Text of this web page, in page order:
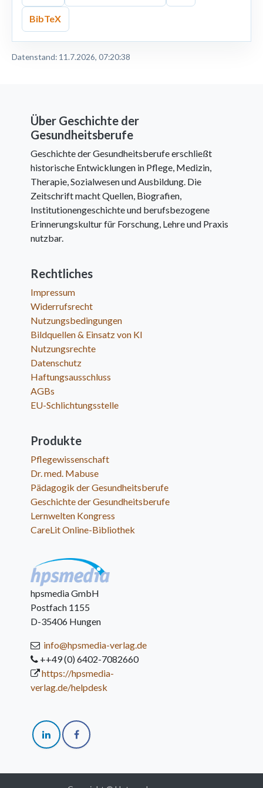
BibTeX
Datenstand: 11.7.2026, 07:20:38
Über Geschichte der
Gesundheitsberufe
Geschichte der Gesundheitsberufe erschließt
historische Entwicklungen in Pflege, Medizin,
Therapie, Sozialwesen und Ausbildung. Die
Zeitschrift macht Quellen, Biografien,
Institutionengeschichte und berufsbezogene
Erinnerungskultur für Forschung, Lehre und Praxis
nutzbar.
Rechtliches
Impressum
Widerrufsrecht
Nutzungsbedingungen
Bildquellen & Einsatz von KI
Nutzungsrechte
Datenschutz
Haftungsausschluss
AGBs
EU-Schlichtungsstelle
Produkte
Pflegewissenschaft
Dr. med. Mabuse
Pädagogik der Gesundheitsberufe
Geschichte der Gesundheitsberufe
Lernwelten Kongress
CareLit Online-Bibliothek
hpsmedia GmbH
Postfach 1155
D-35406 Hungen
info@hpsmedia-verlag.de
++49 (0) 6402-7082660
https://hpsmedia-
verlag.de/helpdesk